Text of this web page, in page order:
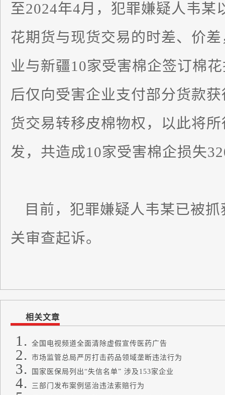
至2024年4月，犯罪嫌疑人韦某
花期货与现货交易的时差、价
业与新疆10家受害棉企签订棉
后仅向受害企业支付部分货款
货交易转移皮棉物权，以此将
发，共造成10家受害棉企损失
目前，犯罪嫌疑人韦某已被
关审查起诉。
相关文章
全国电视频道全面清除虚假宣传医药广告
市场监管总局严厉打击药品领域垄断违法行为
国家医保局列出“失信名单” 涉及153家企业
三部门发布案例惩治违法索赔行为